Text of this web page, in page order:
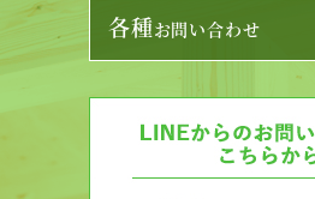
各種お問い合わせ